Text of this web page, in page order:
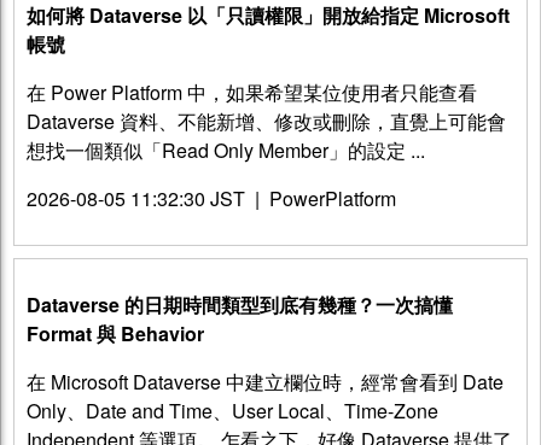
如何將 Dataverse 以「只讀權限」開放給指定 Microsoft
帳號
在 Power Platform 中，如果希望某位使用者只能查看
Dataverse 資料、不能新增、修改或刪除，直覺上可能會
想找一個類似「Read Only Member」的設定 ...
2026-08-05 11:32:30 JST | PowerPlatform
Dataverse 的日期時間類型到底有幾種？一次搞懂
Format 與 Behavior
在 Microsoft Dataverse 中建立欄位時，經常會看到 Date
Only、Date and Time、User Local、Time-Zone